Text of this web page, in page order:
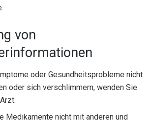
von
oder Gesundheitsprobleme nicht
oder sich verschlimmern, wenden Sie
Medikamente nicht mit anderen und